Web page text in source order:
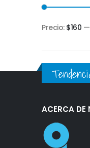
Precio: $160 —
ACERCA DE